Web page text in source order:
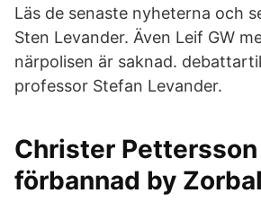
Läs de senaste nyheterna och
Sten Levander. Även Leif GW
närpolisen är saknad.
professor Stefan Levander.
Christer
förbannad by